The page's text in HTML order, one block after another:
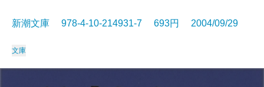
新潮文庫 978-4-10-214931-7 693円 2004/09/29
文庫